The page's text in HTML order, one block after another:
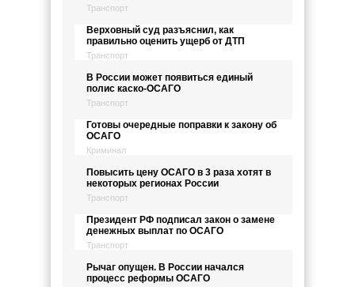
Транспорт
Верховный суд разъяснил, как
правильно оценить ущерб от ДТП
Транспорт
В России может появиться единый
полис каско-ОСАГО
Транспорт
Готовы очередные поправки к закону об
ОСАГО
Криминал
Повысить цену ОСАГО в 3 раза хотят в
некоторых регионах России
Транспорт
Президент РФ подписал закон о замене
денежных выплат по ОСАГО
Транспорт
Рычаг опущен. В России начался
процесс реформы ОСАГО